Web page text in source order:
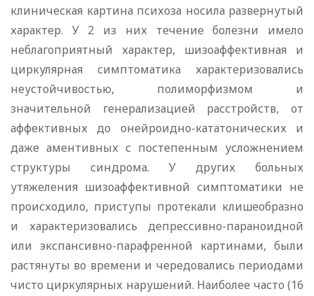
клиническая картина психоза носила развернутый
характер. У 2 из них течение болезни имело
неблагоприятный характер, шизоаффективная и
циркулярная симптоматика характеризовались
неустойчивостью, полиморфизмом и
значительной генерализацией расстройств, от
аффективных до онейроидно-кататонических и
даже аментивных с постепенным усложнением
структуры синдрома. У других больных
утяжеления шизоаффективной симптоматики не
происходило, приступы протекали клишеобразно
и характеризовались депрессивно-параноидной
или экспансивно-парафренной картинами, были
растянуты во времени и чередовались периодами
чисто циркулярных нарушений. Наиболее часто (16